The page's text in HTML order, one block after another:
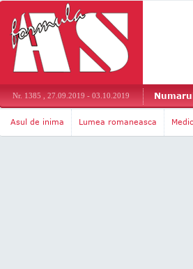
Nr. 1385 , 27.09.2019 - 03.10.2019
Asul de inima Lumea romaneasca